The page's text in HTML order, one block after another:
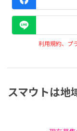
利用規約、プ
スマウトは地